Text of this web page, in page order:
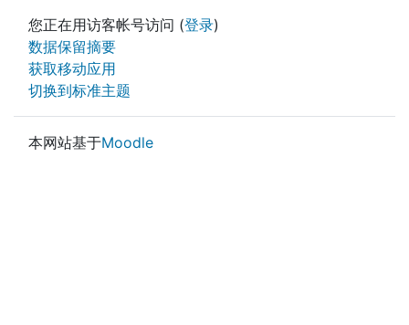
您正在用访客帐号访问 (登录)
‎数据保留摘要‎
获取移动应用
切换到标准主题
本网站基于Moodle